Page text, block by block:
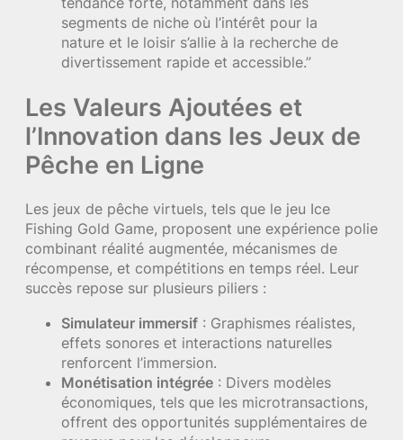
segments de niche où l’intérêt pour la
nature et le loisir s’allie à la recherche de
divertissement rapide et accessible.”
Les Valeurs Ajoutées et
l’Innovation dans les Jeux de
Pêche en Ligne
Les jeux de pêche virtuels, tels que le jeu Ice
Fishing Gold Game, proposent une expérience polie
combinant réalité augmentée, mécanismes de
récompense, et compétitions en temps réel. Leur
succès repose sur plusieurs piliers :
Simulateur immersif : Graphismes réalistes,
effets sonores et interactions naturelles
renforcent l’immersion.
Monétisation intégrée : Divers modèles
économiques, tels que les microtransactions,
offrent des opportunités supplémentaires de